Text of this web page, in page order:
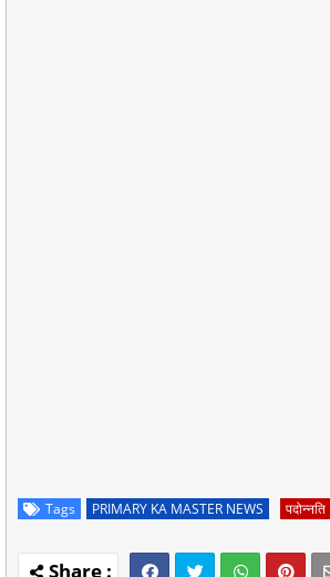
Tags PRIMARY KA MASTER NEWS पदोन्नति